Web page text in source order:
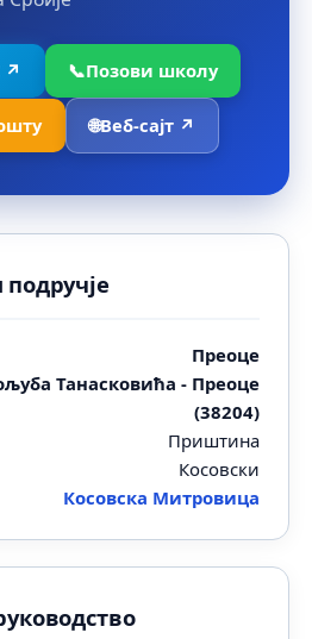
↗ 📞Позови школу
🌐Веб-сајт ↗
Преоце
Танасковића - Преоце
(38204)
Приштина
Косовски
Косовска Митровица